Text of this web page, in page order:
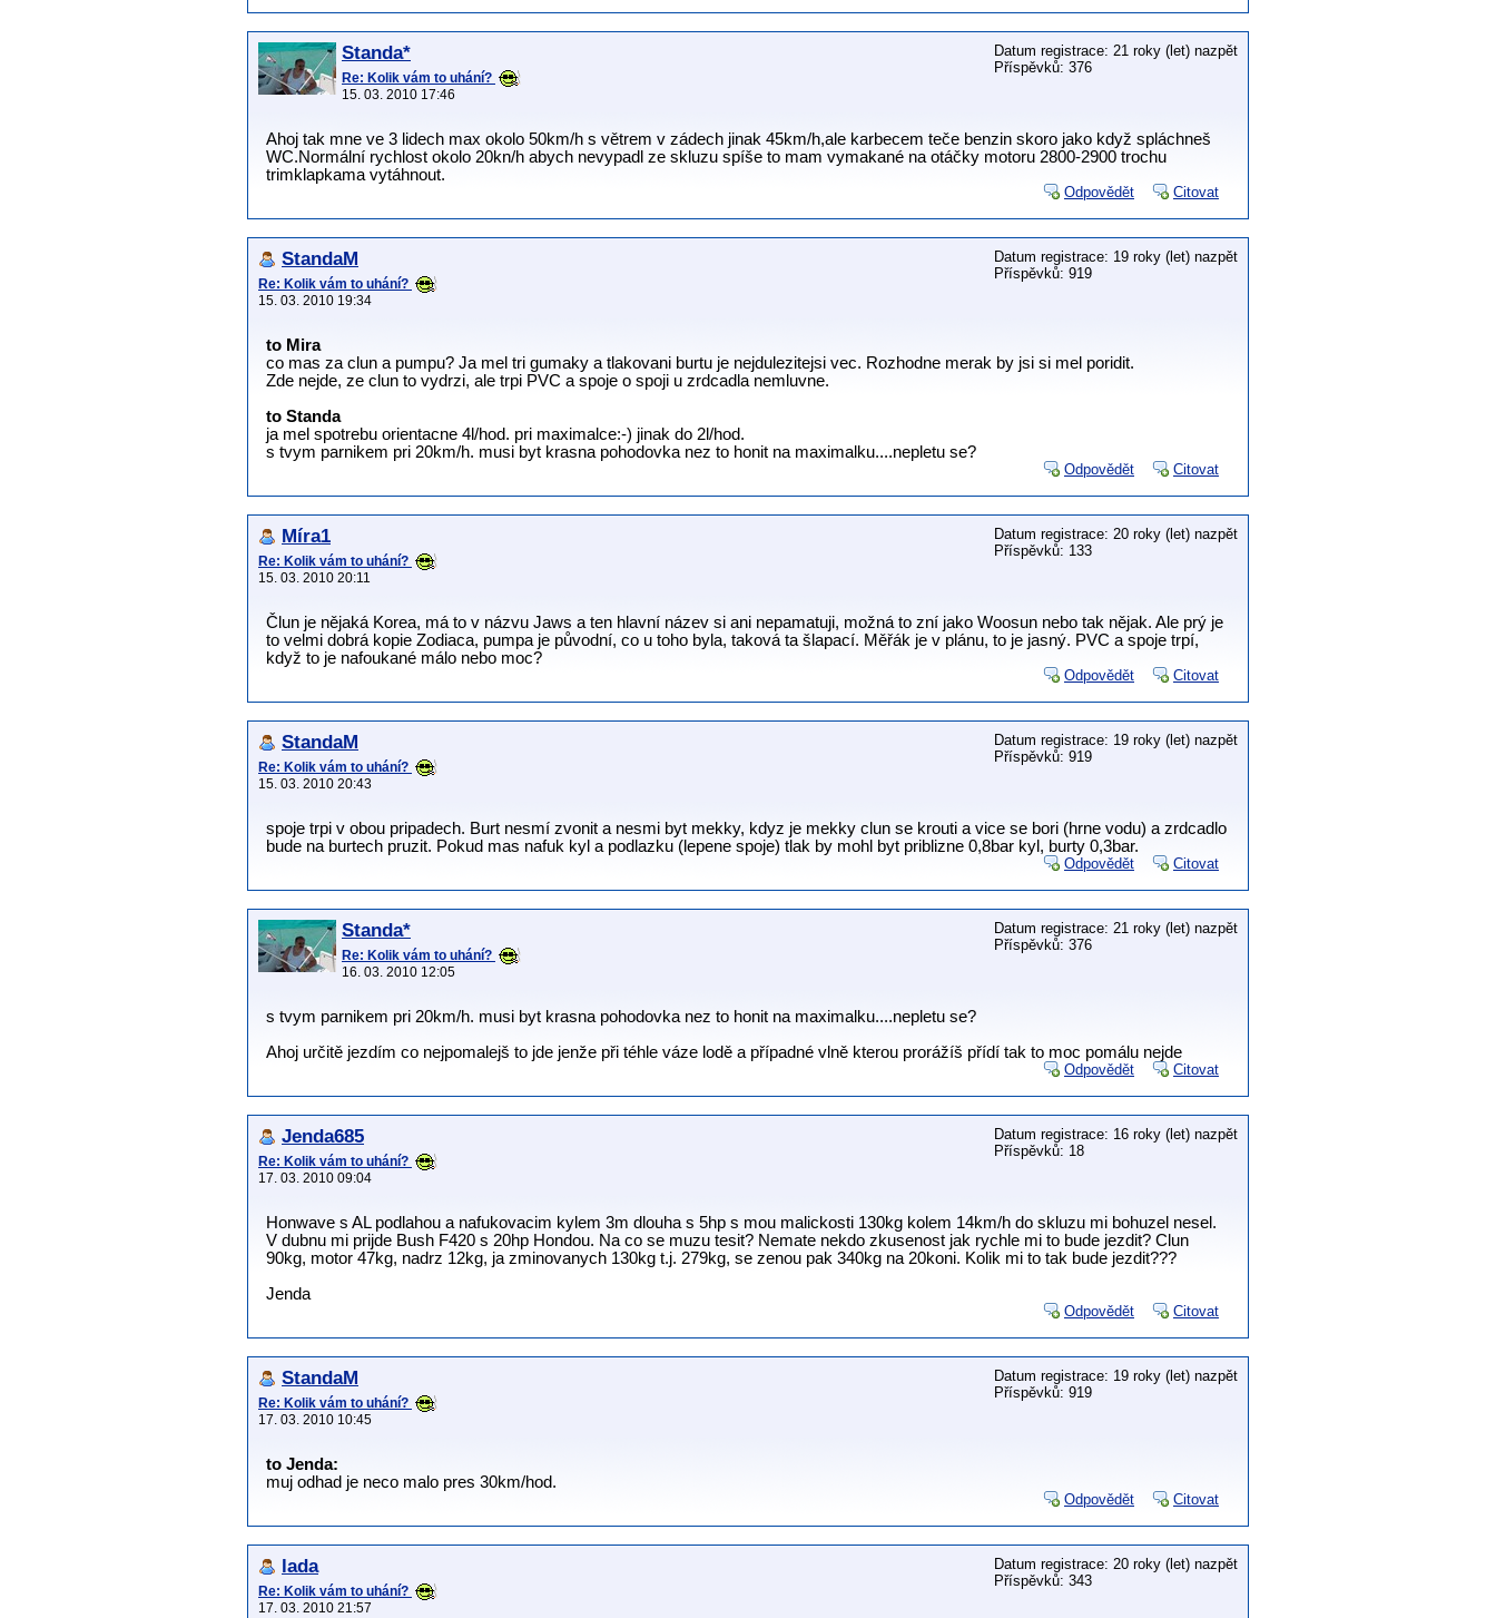
Standa*
Re: Kolik vám to uhání?
15. 03. 2010 17:46
Datum registrace: 21 roky (let) nazpět
Příspěvků: 376
Ahoj tak mne ve 3 lidech max okolo 50km/h s větrem v zádech jinak 45km/h,ale karbecem teče benzin skoro jako když spláchneš
WC.Normální rychlost okolo 20kn/h abych nevypadl ze skluzu spíše to mam vymakané na otáčky motoru 2800-2900 trochu
trimklapkama vytáhnout.
Odpovědět Citovat
StandaM
Re: Kolik vám to uhání?
15. 03. 2010 19:34
Datum registrace: 19 roky (let) nazpět
Příspěvků: 919
to Mira
co mas za clun a pumpu? Ja mel tri gumaky a tlakovani burtu je nejdulezitejsi vec. Rozhodne merak by jsi si mel poridit.
Zde nejde, ze clun to vydrzi, ale trpi PVC a spoje o spoji u zrdcadla nemluvne.
to Standa
ja mel spotrebu orientacne 4l/hod. pri maximalce:-) jinak do 2l/hod.
s tvym parnikem pri 20km/h. musi byt krasna pohodovka nez to honit na maximalku....nepletu se?
Odpovědět Citovat
Míra1
Re: Kolik vám to uhání?
15. 03. 2010 20:11
Datum registrace: 20 roky (let) nazpět
Příspěvků: 133
Člun je nějaká Korea, má to v názvu Jaws a ten hlavní název si ani nepamatuji, možná to zní jako Woosun nebo tak nějak. Ale prý je
to velmi dobrá kopie Zodiaca, pumpa je původní, co u toho byla, taková ta šlapací. Měřák je v plánu, to je jasný. PVC a spoje trpí,
když to je nafoukané málo nebo moc?
Odpovědět Citovat
StandaM
Re: Kolik vám to uhání?
15. 03. 2010 20:43
Datum registrace: 19 roky (let) nazpět
Příspěvků: 919
spoje trpi v obou pripadech. Burt nesmí zvonit a nesmi byt mekky, kdyz je mekky clun se krouti a vice se bori (hrne vodu) a zrdcadlo
bude na burtech pruzit. Pokud mas nafuk kyl a podlazku (lepene spoje) tlak by mohl byt priblizne 0,8bar kyl, burty 0,3bar.
Odpovědět Citovat
Standa*
Re: Kolik vám to uhání?
16. 03. 2010 12:05
Datum registrace: 21 roky (let) nazpět
Příspěvků: 376
s tvym parnikem pri 20km/h. musi byt krasna pohodovka nez to honit na maximalku....nepletu se?
Ahoj určitě jezdím co nejpomalejš to jde jenže při téhle váze lodě a případné vlně kterou prorážíš přídí tak to moc pomálu nejde
Odpovědět Citovat
Jenda685
Re: Kolik vám to uhání?
17. 03. 2010 09:04
Datum registrace: 16 roky (let) nazpět
Příspěvků: 18
Honwave s AL podlahou a nafukovacim kylem 3m dlouha s 5hp s mou malickosti 130kg kolem 14km/h do skluzu mi bohuzel nesel.
V dubnu mi prijde Bush F420 s 20hp Hondou. Na co se muzu tesit? Nemate nekdo zkusenost jak rychle mi to bude jezdit? Clun
90kg, motor 47kg, nadrz 12kg, ja zminovanych 130kg t.j. 279kg, se zenou pak 340kg na 20koni. Kolik mi to tak bude jezdit???
Jenda
Odpovědět Citovat
StandaM
Re: Kolik vám to uhání?
17. 03. 2010 10:45
Datum registrace: 19 roky (let) nazpět
Příspěvků: 919
to Jenda:
muj odhad je neco malo pres 30km/hod.
Odpovědět Citovat
lada
Re: Kolik vám to uhání?
17. 03. 2010 21:57
Datum registrace: 20 roky (let) nazpět
Příspěvků: 343